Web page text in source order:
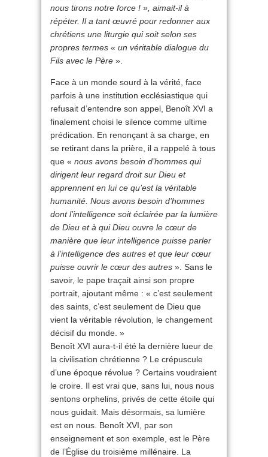
nous tirons notre force ! », aimait-il à
répéter. Il a tant œuvré pour redonner aux
chrétiens une liturgie qui soit selon ses
propres termes « un véritable dialogue du
Fils avec le Père ».
Face à un monde sourd à la vérité, face
parfois à une institution ecclésiastique qui
refusait d’entendre son appel, Benoît XVI a
finalement choisi le silence comme ultime
prédication. En renonçant à sa charge, en
se retirant dans la prière, il a rappelé à tous
que « nous avons besoin d’hommes qui
dirigent leur regard droit sur Dieu et
apprennent en lui ce qu’est la véritable
humanité. Nous avons besoin d’hommes
dont l’intelligence soit éclairée par la lumière
de Dieu et à qui Dieu ouvre le cœur de
manière que leur intelligence puisse parler
à l’intelligence des autres et que leur cœur
puisse ouvrir le cœur des autres ». Sans le
savoir, le pape traçait ainsi son propre
portrait, ajoutant même : « c’est seulement
des saints, c’est seulement de Dieu que
vient la véritable révolution, le changement
décisif du monde. »
Benoît XVI aura-t-il été la dernière lueur de
la civilisation chrétienne ? Le crépuscule
d’une époque révolue ? Certains voudraient
le croire. Il est vrai que, sans lui, nous nous
sentons orphelins, privés de cette étoile qui
nous guidait. Mais désormais, sa lumière
est en nous. Benoît XVI, par son
enseignement et son exemple, est le Père
de l’Église du troisième millénaire. La